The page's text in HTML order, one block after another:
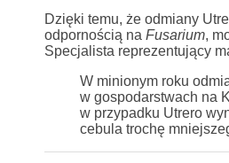
Dzięki temu, że odmiany
odpornością na Fusarium,
Specjalista reprezentujący
W minionym roku
w gospodarstwach na
w przypadku Utrero
cebula trochę